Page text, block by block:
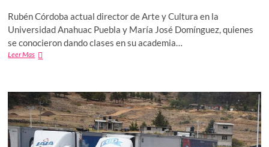
Rubén Córdoba actual director de Arte y Cultura en la
Universidad Anahuac Puebla y María José Domínguez, quienes
se conocieron dando clases en su academia…
Leer MasLos
Asistieron
A
Los
Tony
Awards